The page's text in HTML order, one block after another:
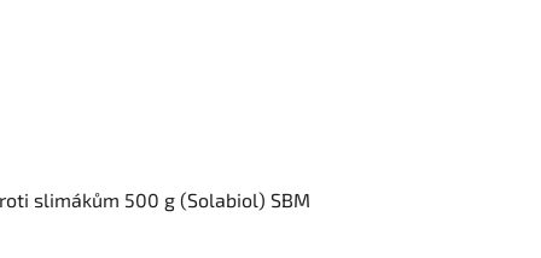
slimákům 500 g (Solabiol) SBM